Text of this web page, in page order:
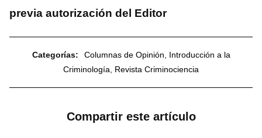
previa autorización del Editor
Categorías: Columnas de Opinión
Introducción a la
Criminología
Revista Criminociencia
Compartir este artículo